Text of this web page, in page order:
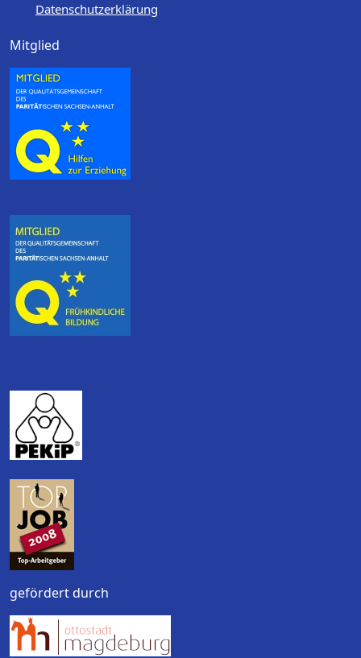
Datenschutzerklärung
Mitglied
gefördert durch